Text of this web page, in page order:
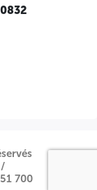
700